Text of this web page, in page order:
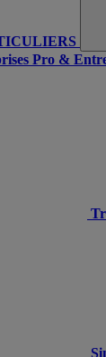
Pro &